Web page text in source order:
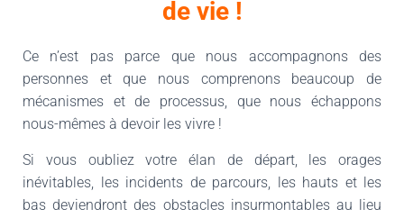
de vie !
Ce n’est pas parce que nous accompagnons des
personnes et que nous comprenons beaucoup de
mécanismes et de processus, que nous échappons
nous-mêmes à devoir les vivre !
Si vous oubliez votre élan de départ, les orages
inévitables, les incidents de parcours, les hauts et les
bas deviendront des obstacles insurmontables au lieu